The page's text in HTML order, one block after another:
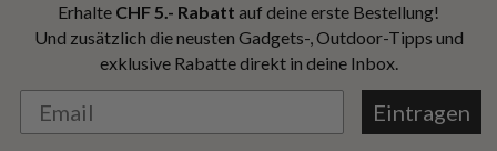
Erhalte CHF 5.- Rabatt auf deine erste Bestellung!
Und zusätzlich die neusten Gadgets-, Outdoor-Tipps und
exklusive Rabatte direkt in deine Inbox.
Eintragen